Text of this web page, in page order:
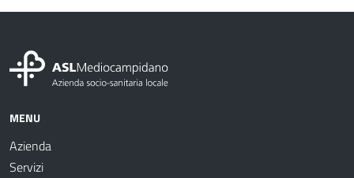
MENU
Azienda
Servizi